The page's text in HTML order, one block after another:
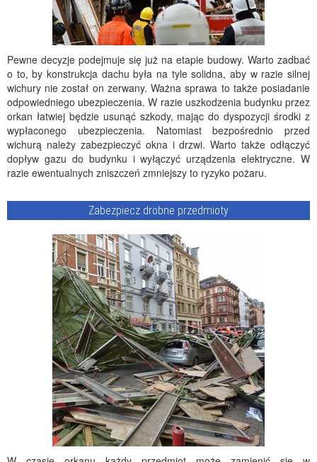
Pewne decyzje podejmuje się już na etapie budowy. Warto zadbać
o to, by konstrukcja dachu była na tyle solidna, aby w razie silnej
wichury nie został on zerwany. Ważna sprawa to także posiadanie
odpowiedniego ubezpieczenia. W razie uszkodzenia budynku przez
orkan łatwiej będzie usunąć szkody, mając do dyspozycji środki z
wypłaconego ubezpieczenia. Natomiast bezpośrednio przed
wichurą należy zabezpieczyć okna i drzwi. Warto także odłączyć
dopływ gazu do budynku i wyłączyć urządzenia elektryczne. W
razie ewentualnych zniszczeń zmniejszy to ryzyko pożaru.
Zabezpiecz drobne przedmioty